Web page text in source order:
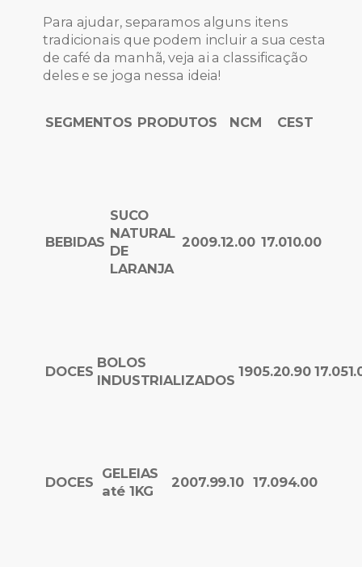
Para ajudar, separamos alguns itens
tradicionais que podem incluir a sua cesta
de café da manhã, veja ai a classificação
deles e se joga nessa ideia!
SEGMENTOS PRODUTOS NCM CEST
BEBIDAS
SUCO
NATURAL
DE
LARANJA
2009.12.00 17.010.00
DOCES
BOLOS
INDUSTRIALIZADOS
1905.20.90
DOCES
GELEIAS
até 1KG
2007.99.10 17.094.00